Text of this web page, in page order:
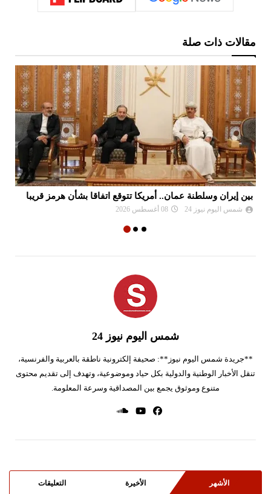
مقالات ذات صلة
بين إيران وسلطنة عمان.. أمريكا تتوقع اتفاقا بشأن هرمز قريبا
شمس اليوم نيوز 24 08 أغسطس 2026
شمس اليوم نيوز 24
**جريدة شمس اليوم نيوز**: صحيفة إلكترونية ناطقة بالعربية والفرنسية،
تنقل الأخبار الوطنية والدولية بكل حياد وموضوعية، وتهدف إلى تقديم محتوى
متنوع وموثوق يجمع بين المصداقية وسرعة المعلومة.
الأشهر الأخيرة التعليقات